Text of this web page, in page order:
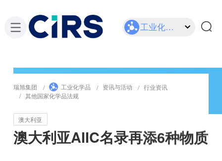
工业化学品
瑞旭集团 工业化学品 资讯与活动
行业资讯
其他国家化学品法规
澳大利亚
澳大利亚AIIC名录再添6种物质